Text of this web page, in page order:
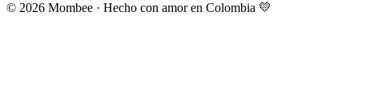
© 2026 Mombee · Hecho con amor en Colombia 💛